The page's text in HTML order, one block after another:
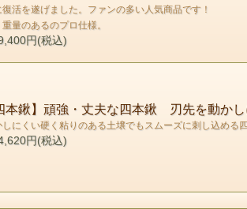
活を遂げました。ファンの多い人気商品です！
量のあるのプロ仕様。
円(税込)
本鍬】頑強・丈夫な四本鍬 刃先を動か
しにくい硬く粘りのある土壌でもスムーズに刺し込める
円(税込)